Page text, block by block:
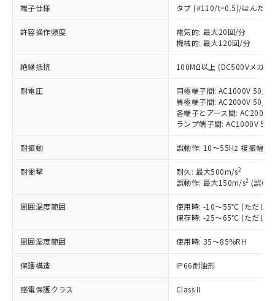
端子仕様 タブ (#110/t=0.5)/はんだづ
許容操作頻度
電気的: 最大20回/分
機械的: 最大120回/分
絶縁抵抗 100MΩ以上 (DC500Vメガ)
耐電圧
同極端子間: AC1000V 50/
異極端子間: AC2000V 50/
各端子とアース間:
ランプ端子間: AC1000V
耐振動 誤動作: 10～55Hz 複振幅
耐衝撃 耐久: 最大500m/s2
誤動作: 最大150m/s2 (誤動
周囲温度範囲
使用時: -10～55℃ (ただし
保存時: -25～65℃ (ただし
周囲湿度範囲 使用時: 35～85%RH
保護構造 IP66耐油形
感電保護クラス Class II
ご利用条件
以下の条件をお読みいただき、同意のうえ
本サービスは、当社制御機器事業取扱
商品の当社在庫状況および標準価格
(税抜)を提供させていただくもので
当社制御機器事業取扱商品の中には、
本サービスの対象外となる商品もある
在庫状況および標準価格照会結果は、
記載している更新日時点での社内デー
タに基づき作成されるものであり、閲
覧された時点での実際の在庫および標
準価格とは異なる場合があることをご
了承ください。
対応済み：EU RoHS指令（10物質）の
非含有に対応した製品が提供可能な商品で
対応予定：EU RoHS指令（10物質）の非含
有に対応した製品に切り替える予定のある
対応予定なし：EU RoHS指令（10物質）の
非含有に非対応の商品で、対応品を出す予
調査・確認中：EU RoHS指令（10物質）の
非含有の対応状況を調査中または確認中の
非該当品：ライセンス料など無形物で、有
害物質有無と関係のない商品です。
仕入先様の事情により、非含有部品として
いたものが、含有品と判明した場合などや
むを得ず変更することがあります。
ミウム(Cd) 100ppm以下、
六価クロム(Cr(Ⅵ)) 1000ppm以下、ポリ臭化ビフェニル
類(PBB) 1000ppm以下、ポリ臭化ジフェニルエーテル類
(PBDE) 1000ppm以下、フタル酸ビス(2-エチルヘキシ
「○」：最大均質材料含有率が中国RoHSの
基準値以下であることを示します。
「×」：最大均質材料含有率が中国RoHSの
基準値を超えていることを示します。
「－」：未確認です。当社販売部門へお問
Pb(鉛) :1000ppm、 Hg(水銀) : 1000ppm、 Cd(カドミウ
Cr(Ⅵ)(六価クロム) : 1000ppm、 PBBs(ポリ臭化ビフェ
当社は、これら貴社製品のうち、外国
為替および外国貿易法に定める商品
（以下｢規制貨物等」という）を輸出
または国外への提供する場合は、日本
国政府の輸出許可(または役務取引許
可)を取得するなどの必要な手続きを
とります。